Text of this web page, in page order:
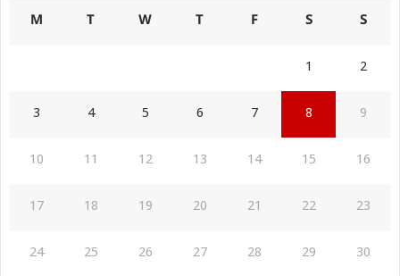
M T W T F S S
1 2
3 4 5 6 7 8 9
10 11 12 13 14 15 16
17 18 19 20 21 22 23
24 25 26 27 28 29 30